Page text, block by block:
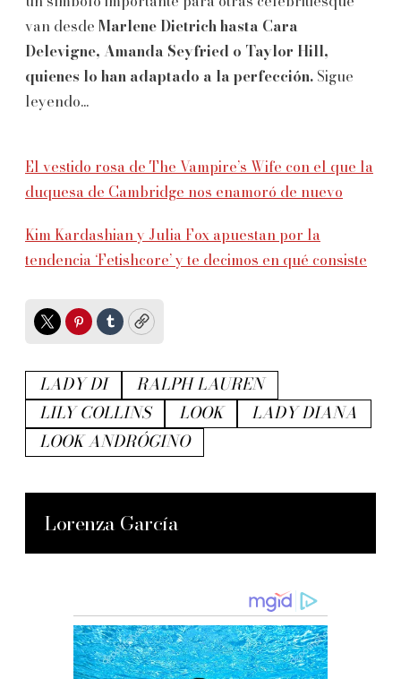
van desde Marlene Dietrich hasta Cara
Delevigne, Amanda Seyfried o Taylor Hill,
quienes lo han adaptado a la perfección. Sigue
leyendo...
El vestido rosa de The Vampire’s Wife con el que la
duquesa de Cambridge nos enamoró de nuevo
Kim Kardashian y Julia Fox apuestan por la
tendencia ‘Fetishcore’ y te decimos en qué consiste
TwitterPinterest
TumblrCopy
LADY DI
RALPH LAUREN
LILY COLLINS
LOOK
LADY DIANA
LOOK ANDRÓGINO
Lorenza García